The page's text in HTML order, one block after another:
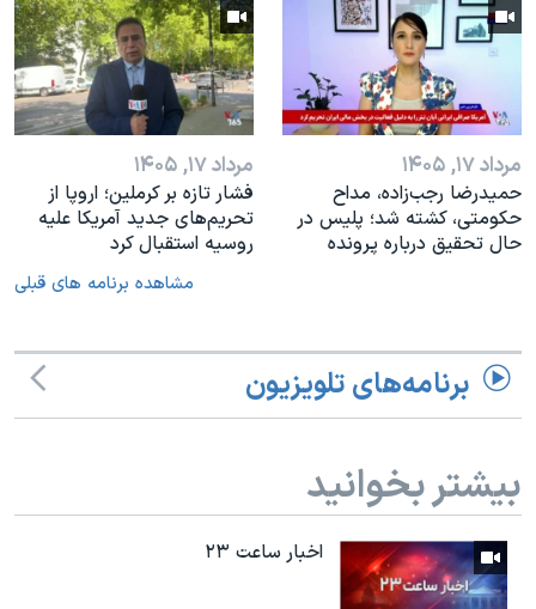
مرداد ۱۷, ۱۴۰۵
حمیدرضا رجب‌زاده، مداح
حکومتی، کشته شد؛ پلیس در
حال تحقیق درباره پرونده
مرداد ۱۷, ۱۴۰۵
فشار تازه بر کرملین؛ اروپا از
تحریم‌های جدید آمریکا علیه
روسیه استقبال کرد
مشاهده برنامه های قبلی
برنامه‌های تلویزیون
بیشتر بخوانید
اخبار ساعت ۲۳